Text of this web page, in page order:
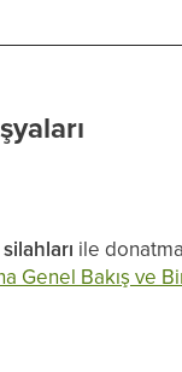
ile
Genel Bakış ve